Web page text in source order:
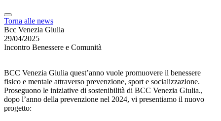
Torna alle news
Bcc Venezia Giulia
29/04/2025
Incontro Benessere e Comunità
BCC Venezia Giulia quest’anno vuole promuovere il benessere
fisico e mentale attraverso prevenzione, sport e socializzazione.
Proseguono le iniziative di sostenibilità di BCC Venezia Giulia.,
dopo l’anno della prevenzione nel 2024, vi presentiamo il nuovo
progetto: